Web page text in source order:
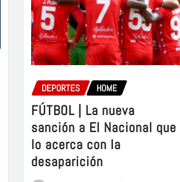
DEPORTES HOME
FÚTBOL | La nueva
sanción a El Nacional que
lo acerca con la
desaparición